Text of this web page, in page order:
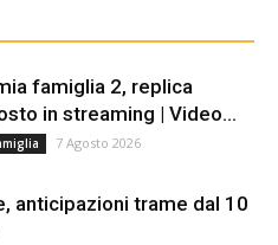
famiglia 2, replica
in streaming | Video...
7 Agosto 2026
anticipazioni trame dal 10